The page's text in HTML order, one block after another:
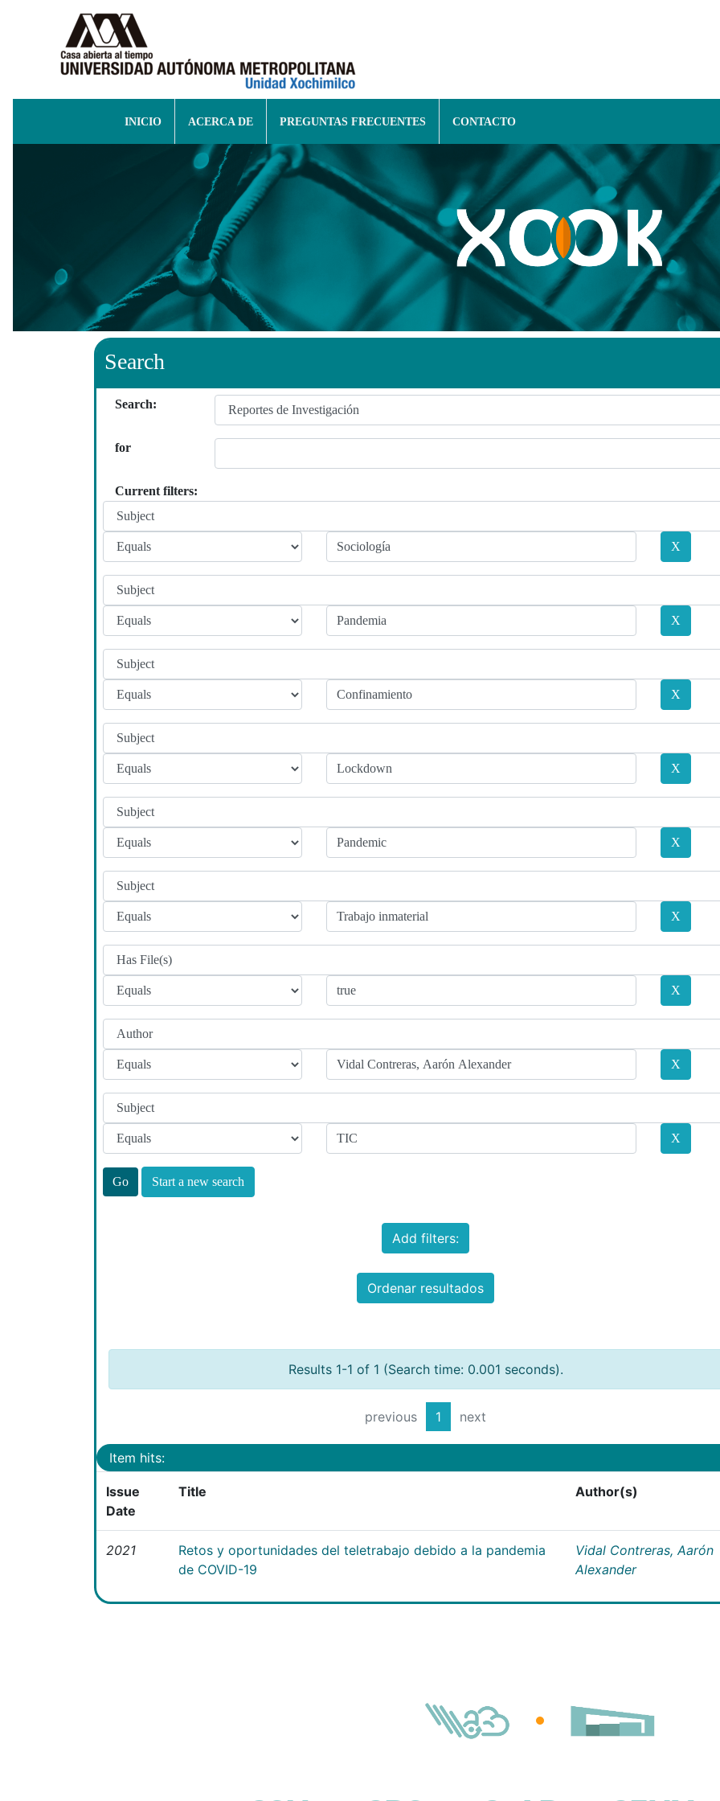
INICIO ACERCA DE PREGUNTAS FRECUENTES CONTACTO
Search
Search:
for
Current filters:
Start a new search
Add filters:
Ordenar resultados
Results 1-1 of 1 (Search time: 0.001 seconds).
previous 1 next
Item hits:
Issue
Date
Title Author(s)
2021
Retos y oportunidades del teletrabajo debido a la pandemia
de COVID-19
Vidal Contreras, Aarón
Alexander